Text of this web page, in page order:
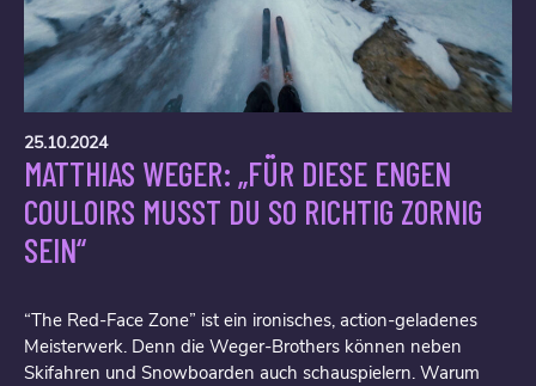
25.10.2024
MATTHIAS WEGER: „FÜR DIESE ENGEN
COULOIRS MUSST DU SO RICHTIG ZORNIG
SEIN“
“The Red-Face Zone” ist ein ironisches, action-geladenes
Meisterwerk. Denn die Weger-Brothers können neben
Skifahren und Snowboarden auch schauspielern. Warum